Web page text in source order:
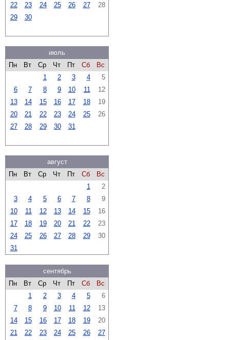
22
23 24 25 26 27
28
29
30
июль
Пн
Вт Ср Чт Пт Сб
Вс
1
2 3 4
5
6
7 8 9 10 11
12
13
14 15 16 17 18
19
20
21 22 23 24 25
26
27
28 29 30 31
август
Пн
Вт Ср Чт Пт Сб
Вс
1
2
3
4 5 6 7 8
9
10
11 12 13 14 15
16
17
18 19 20 21 22
23
24
25 26 27 28 29
30
31
сентябрь
Пн
Вт Ср Чт Пт Сб
Вс
1
2 3 4 5
6
7
8 9 10 11 12
13
14
15 16 17 18 19
20
21
22 23 24 25 26
27